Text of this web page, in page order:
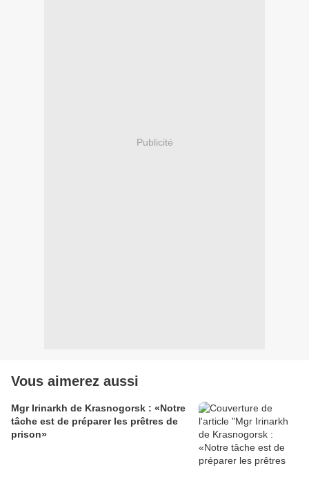
Publicité
Vous aimerez aussi
Mgr Irinarkh de Krasnogorsk : «Notre
tâche est de préparer les prêtres de
prison»